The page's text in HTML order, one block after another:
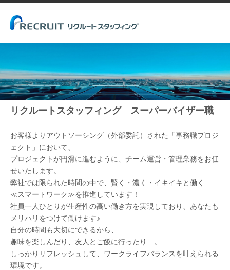
リクルートスタッフィング スーパーバイザー職
お客様よりアウトソーシング（外部委託）された「事務職プロジ
ェクト」において、
プロジェクトが円滑に進むように、チーム運営・管理業務をお任
せいたします。
弊社では限られた時間の中で、賢く・濃く・イキイキと働く
≪スマートワーク≫を推進しています！
社員一人ひとりが生産性の高い働き方を実現しており、あなたも
メリハリをつけて働けます♪
自分の時間も大切にできるから、
趣味を楽しんだり、友人とご飯に行ったり…。
しっかりリフレッシュして、ワークライフバランスを叶えられる
環境です。